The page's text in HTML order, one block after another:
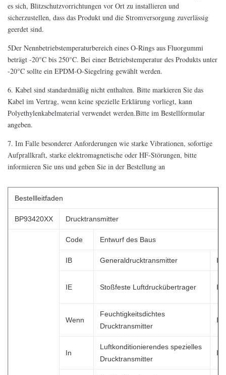
es sich, Blitzschutzvorrichtungen vor Ort zu installieren und
sicherzustellen, dass das Produkt und die Stromversorgung zuverlässig
geerdet sind.
5Der Nennbetriebstemperaturbereich eines O-Rings aus Fluorgummi
beträgt -20°C bis 250°C. Bei einer Betriebstemperatur des Produkts unter
-20°C sollte ein EPDM-O-Siegelring gewählt werden.
6. Kabel sind standardmäßig nicht enthalten. Bitte markieren Sie das
Kabel im Vertrag, wenn keine spezielle Erklärung vorliegt, kann
Polyethylenkabelmaterial verwendet werden.Bitte im Bestellformular
angeben.
7. Im Falle besonderer Anforderungen wie starke Vibrationen, sofortige
Aufprallkraft, starke elektromagnetische oder HF-Störungen, bitte
informieren Sie uns und geben Sie in der Bestellung an
Bestellleitfaden
BP93420XX Drucktransmitter
Code Entwurf des Baus
IB Generaldrucktransmitter IX.
IE Stoßfeste Luftdruckübertrager
Wenn
Feuchtigkeitsdichtes
Drucktransmitter
In
Luftkonditionierendes spezielles
Drucktransmitter
IC